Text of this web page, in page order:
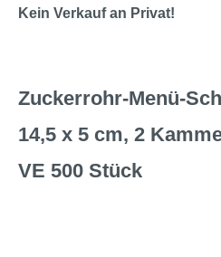
Kein Verkauf an Privat!
Zuckerrohr-Menü-
14,5 x 5 cm, 2
VE 500 Stück